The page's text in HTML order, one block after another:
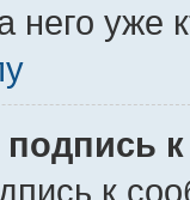
уже
подпись
к